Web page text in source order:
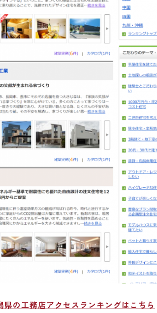
県の工務店アクセスランキングはこちら